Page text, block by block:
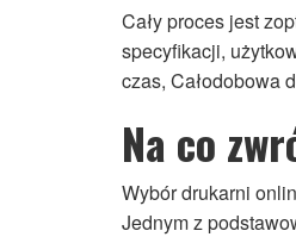
Cały proces jest
specyfikacji,
czas, Całodobowa
Na co
Wybór drukarni
Jednym z